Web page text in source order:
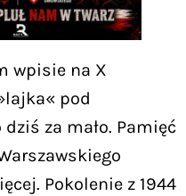
wpisie na X
pod
za mało. Pamięć
Pokolenie z 1944